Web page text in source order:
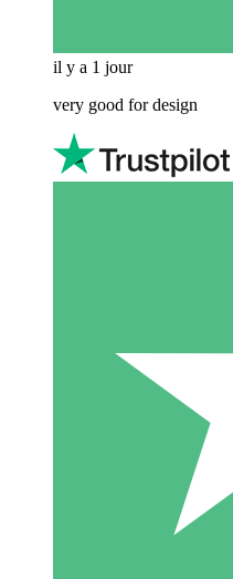
il y a 1 jour
very good for design